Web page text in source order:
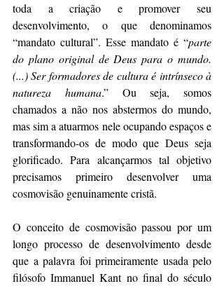
toda a criação e promover seu
desenvolvimento, o que denominamos
“mandato cultural”. Esse mandato é “parte
do plano original de Deus para o mundo.
(...) Ser formadores de cultura é intrínseco à
natureza humana.” Ou seja, somos
chamados a não nos abstermos do mundo,
mas sim a atuarmos nele ocupando espaços e
transformando-os de modo que Deus seja
glorificado. Para alcançarmos tal objetivo
precisamos primeiro desenvolver uma
cosmovisão genuinamente cristã.
O conceito de cosmovisão passou por um
longo processo de desenvolvimento desde
que a palavra foi primeiramente usada pelo
filósofo Immanuel Kant no final do século